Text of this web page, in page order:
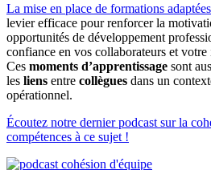
La mise en place de formations adaptées
levier efficace pour renforcer la
opportunités de développement
confiance en vos collaborateurs et
Ces moments d’apprentissage sont
les liens entre collègues dans un
opérationnel.
Écoutez notre dernier podcast sur la
compétences à ce sujet !